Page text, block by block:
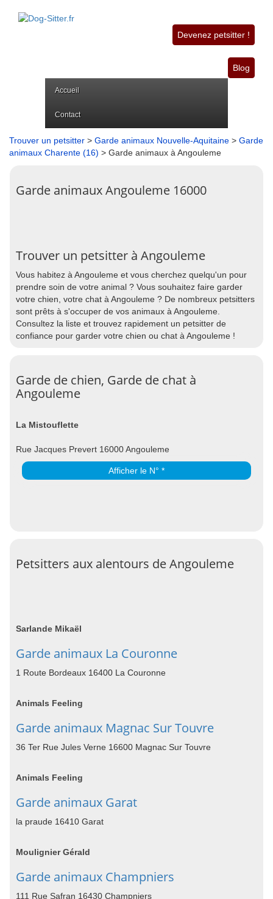
Devenez petsitter !
Blog
Accueil
Contact
Trouver un petsitter > Garde animaux Nouvelle-Aquitaine > Garde
animaux Charente (16) > Garde animaux à Angouleme
Garde animaux Angouleme 16000
Trouver un petsitter à Angouleme
Vous habitez à Angouleme et vous cherchez quelqu'un pour
prendre soin de votre animal ? Vous souhaitez faire garder
votre chien, votre chat à Angouleme ? De nombreux petsitters
sont prêts à s'occuper de vos animaux à Angouleme.
Consultez la liste et trouvez rapidement un petsitter de
confiance pour garder votre chien ou chat à Angouleme !
Garde de chien, Garde de chat à
Angouleme
La Mistouflette
Rue Jacques Prevert 16000 Angouleme
Afficher le N° *
Petsitters aux alentours de Angouleme
Sarlande Mikaël
Garde animaux La Couronne
1 Route Bordeaux 16400 La Couronne
Animals Feeling
Garde animaux Magnac Sur Touvre
36 Ter Rue Jules Verne 16600 Magnac Sur Touvre
Animals Feeling
Garde animaux Garat
la praude 16410 Garat
Moulignier Gérald
Garde animaux Champniers
111 Rue Safran 16430 Champniers